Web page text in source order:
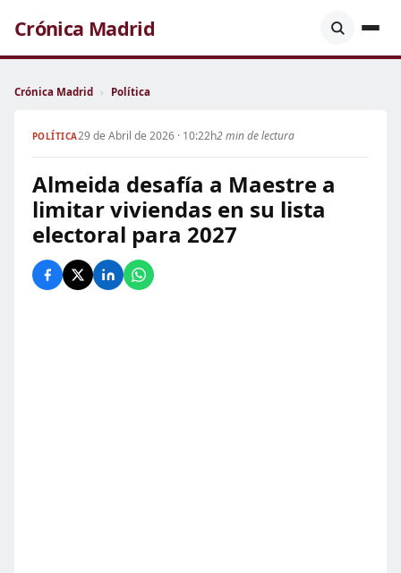
Crónica Madrid
Crónica Madrid › Política
POLÍTICA29 de Abril de 2026 · 10:22h2 min de lectura
Almeida desafía a Maestre a
limitar viviendas en su lista
electoral para 2027